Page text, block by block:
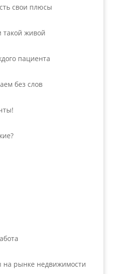
свои плюсы
живой
пациента
без слов
на рынке недвижимости